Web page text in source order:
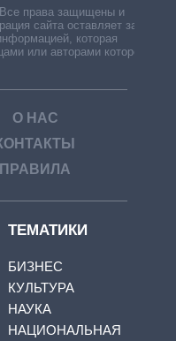
Все права защищены и
сайта оставляет за
которая
или авторами которой
О НАС
ПРАВИЛА
ТЕМАТИКИ
БИЗНЕС
КУЛЬТУРА
НАУКА
НАЦИОНАЛЬНАЯ